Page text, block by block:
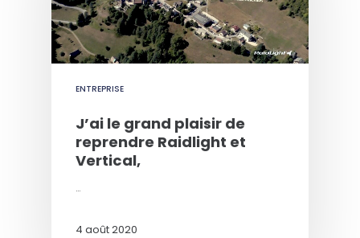
ENTREPRISE
J’ai le grand plaisir de
reprendre Raidlight et
Vertical,
…
4 août 2020